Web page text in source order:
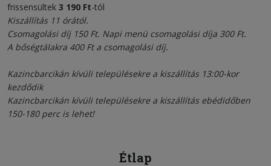
frissensültek 3 190 Ft-tól
Kiszállítás 11 órától.
Csomagolási díj 150 Ft. Napi menü csomagolási díja 300 Ft.
A bőségtálakra 400 Ft a csomagolási díj.
Kazincbarcikán kívüli településekre a kiszállítás 13:00-kor
kezdődik
Kazincbarcikán kívüli településekre a kiszállítás ebédidőben
150-180 perc is lehet!
Étlap